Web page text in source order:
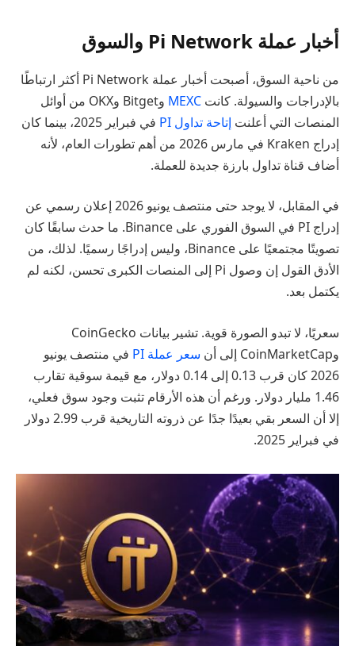
أخبار عملة Pi Network والسوق
من ناحية السوق، أصبحت أخبار عملة Pi Network أكثر ارتباطًا
بالإدراجات والسيولة. كانت MEXC
وBitget وOKX من أوائل
المنصات التي أعلنت إتاحة تداول PI
في فبراير 2025، بينما كان
إدراج Kraken في مارس 2026 من أهم تطورات العام، لأنه
أضاف قناة تداول بارزة جديدة للعملة.
في المقابل، لا يوجد حتى منتصف يونيو 2026 إعلان رسمي عن
إدراج PI في السوق الفوري على Binance. ما حدث سابقًا كان
تصويتًا مجتمعيًا على Binance، وليس إدراجًا رسميًا. لذلك، من
الأدق القول إن وصول Pi إلى المنصات الكبرى تحسن، لكنه لم
يكتمل بعد.
سعريًا، لا تبدو الصورة قوية. تشير بيانات CoinGecko
وCoinMarketCap إلى أن
سعر عملة PI
في منتصف يونيو
2026 كان قرب 0.13 إلى 0.14 دولار، مع قيمة سوقية تقارب
1.46 مليار دولار. ورغم أن هذه الأرقام تثبت وجود سوق فعلي،
إلا أن السعر بقي بعيدًا جدًا عن ذروته التاريخية قرب 2.99 دولار
في فبراير 2025.